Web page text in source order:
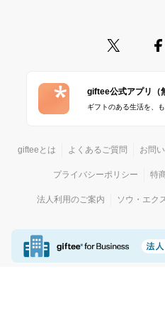
giftee公式アプリ（
ギフトのある生活を、も
gifteeとは よくあるご質問 お問
プライバシーポリシー 特
法人利用のご案内 ソウ・エク